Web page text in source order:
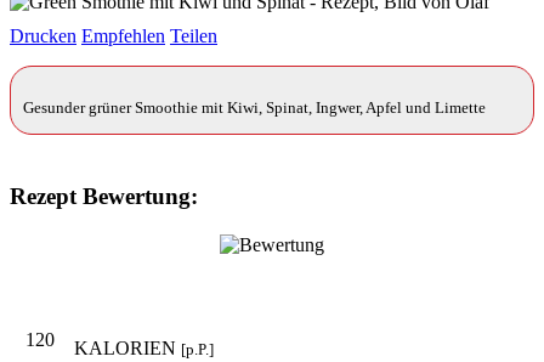
Drucken Empfehlen Teilen
Gesunder grüner Smoothie mit Kiwi, Spinat, Ingwer, Apfel und Limette
Rezept Bewertung:
120 KALORIEN [p.P.]